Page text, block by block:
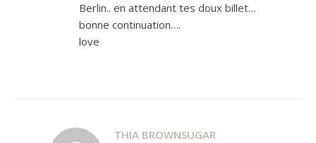
Berlin.. en attendant tes doux billet…
bonne continuation….
love
THIA BROWNSUGAR